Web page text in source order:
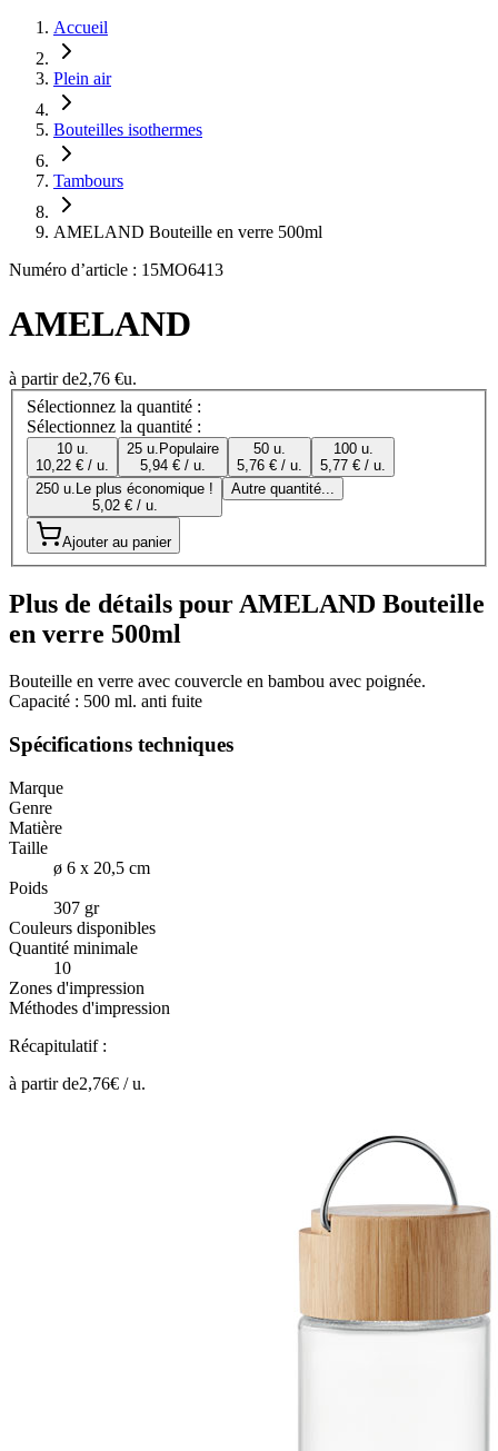
Accueil
Plein air
Bouteilles isothermes
Tambours
AMELAND Bouteille en verre 500ml
Numéro d’article : 15MO6413
AMELAND
à partir de2,76 €u.
Sélectionnez la quantité :
Sélectionnez la quantité :
10 u.
10,22 € / u.
25 u. Populaire
5,94 € / u.
50 u.
5,76 € / u.
100 u.
5,77 € / u.
250 u. Le plus économique !
5,02 € / u.
Autre quantité...
Ajouter au panier
Plus de détails pour AMELAND Bouteille
en verre 500ml
Bouteille en verre avec couvercle en bambou avec poignée.
Capacité : 500 ml. anti fuite
Spécifications techniques
Marque
Genre
Matière
Taille
ø 6 x 20,5 cm
Poids
307 gr
Couleurs disponibles
Quantité minimale
10
Zones d'impression
Méthodes d'impression
Récapitulatif :
à partir de2,76€ /u.